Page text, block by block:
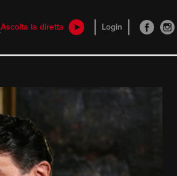
Ascolta la diretta Login